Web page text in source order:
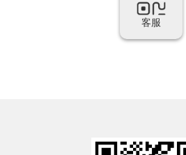
客服